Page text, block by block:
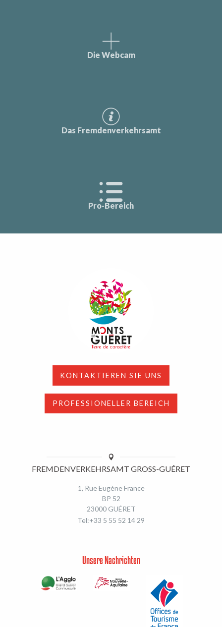
Die Webcam
Das Fremdenverkehrsamt
Pro-Bereich
KONTAKTIEREN SIE UNS
PROFESSIONELLER BEREICH
FREMDENVERKEHRSAMT GROSS-GUÉRET
1, Rue Eugène France
BP 52
23000 GUÉRET
Tel:+33 5 55 52 14 29
Unsere Nachrichten